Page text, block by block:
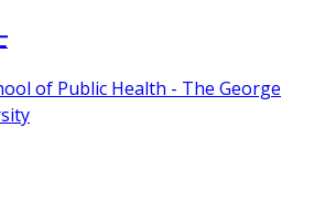
of Public Health - The George